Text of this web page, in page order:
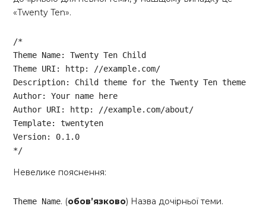
«Twenty Ten».
/*
Theme Name: Twenty Ten Child
Theme URI: http: //example.com/
Description: Child theme for the Twenty Ten theme
Author: Your name here
Author URI: http: //example.com/about/
Template: twentyten
Version: 0.1.0
*/
Невелике пояснення:
Theme Name. (обов’язково) Назва дочірньої теми.